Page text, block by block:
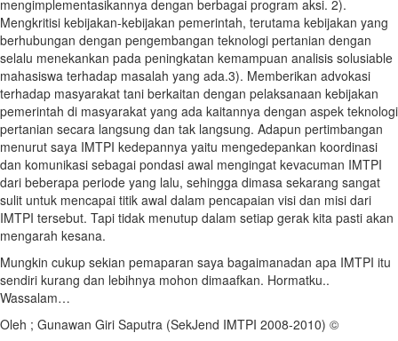
mengimplementasikannya dengan berbagai program aksi. 2).
Mengkritisi kebijakan-kebijakan pemerintah, terutama kebijakan yang
berhubungan dengan pengembangan teknologi pertanian dengan
selalu menekankan pada peningkatan kemampuan analisis solusiable
mahasiswa terhadap masalah yang ada.3). Memberikan advokasi
terhadap masyarakat tani berkaitan dengan pelaksanaan kebijakan
pemerintah di masyarakat yang ada kaitannya dengan aspek teknologi
pertanian secara langsung dan tak langsung. Adapun pertimbangan
menurut saya IMTPI kedepannya yaitu mengedepankan koordinasi
dan komunikasi sebagai pondasi awal mengingat kevacuman IMTPI
dari beberapa periode yang lalu, sehingga dimasa sekarang sangat
sulit untuk mencapai titik awal dalam pencapaian visi dan misi dari
IMTPI tersebut. Tapi tidak menutup dalam setiap gerak kita pasti akan
mengarah kesana.
Mungkin cukup sekian pemaparan saya bagaimanadan apa IMTPI itu
sendiri kurang dan lebihnya mohon dimaafkan. Hormatku..
Wassalam…
Oleh ; Gunawan Giri Saputra (SekJend IMTPI 2008-2010) ©